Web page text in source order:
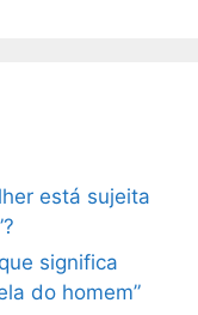
está sujeita
significa
do homem”